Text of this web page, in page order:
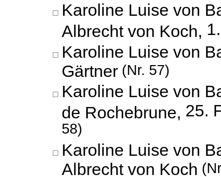
Karoline Luise von
Albrecht von Koch,
Karoline Luise von
Gärtner (Nr. 57)
Karoline Luise von
de Rochebrune, 25.
58)
Karoline Luise von
Albrecht von Koch